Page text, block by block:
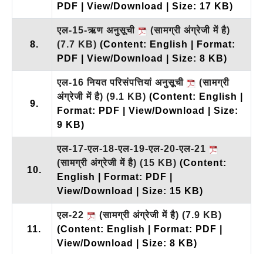
PDF | View/Download | Size: 17 KB)
8.
एल-15-ऋण अनुसूची
(सामग्री अंग्रेजी में है)
(7.7 KB) (Content: English | Format:
PDF | View/Download | Size: 8 KB)
9.
एल-16 नियत परिसंपत्तियां अनुसूची
(सामग्री
अंग्रेजी में है) (9.1 KB) (Content: English |
Format: PDF | View/Download | Size:
9 KB)
10.
एल-17-एल-18-एल-19-एल-20-एल-21
(सामग्री अंग्रेजी में है) (15 KB) (Content:
English | Format: PDF |
View/Download | Size: 15 KB)
11.
एल-22 (सामग्री अंग्रेजी में है) (7.9 KB)
(Content: English | Format: PDF |
View/Download | Size: 8 KB)